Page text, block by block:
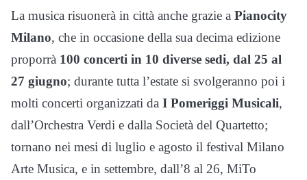
La musica risuonerà in città anche grazie a Pianocity
Milano, che in occasione della sua decima edizione
proporrà 100 concerti in 10 diverse sedi, dal 25 al
27 giugno; durante tutta l’estate si svolgeranno poi i
molti concerti organizzati da I Pomeriggi Musicali,
dall’Orchestra Verdi e dalla Società del Quartetto;
tornano nei mesi di luglio e agosto il festival Milano
Arte Musica, e in settembre, dall’8 al 26, MiTo